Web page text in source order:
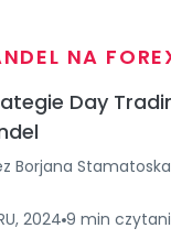
NA
Day
Borjana Stamatoska
2024 9 min